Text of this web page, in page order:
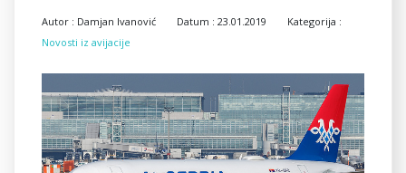
Autor : Damjan Ivanović Datum : 23.01.2019
Kategorija :
Novosti iz avijacije